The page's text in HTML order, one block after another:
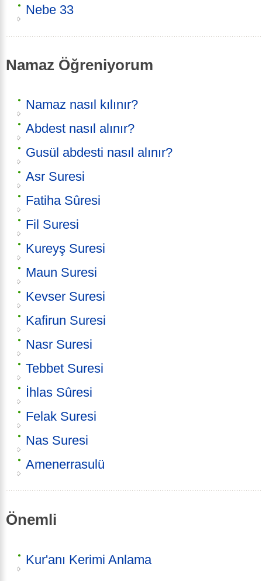
Nebe 33
Namaz Öğreniyorum
Namaz nasıl kılınır?
Abdest nasıl alınır?
Gusül abdesti nasıl alınır?
Asr Suresi
Fatiha Sûresi
Fil Suresi
Kureyş Suresi
Maun Suresi
Kevser Suresi
Kafirun Suresi
Nasr Suresi
Tebbet Suresi
İhlas Sûresi
Felak Suresi
Nas Suresi
Amenerrasulü
Önemli
Kur'anı Kerimi Anlama